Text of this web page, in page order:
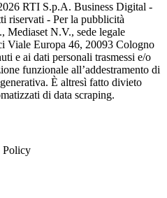
RTI S.p.A. Business Digital -
riservati - Per la pubblicità
N.V., sede legale
Viale Europa 46, 20093 Cologno
e ai dati personali trasmessi e/o
funzionale all’addestramento di
È altresì fatto divieto
di data scraping.
Policy